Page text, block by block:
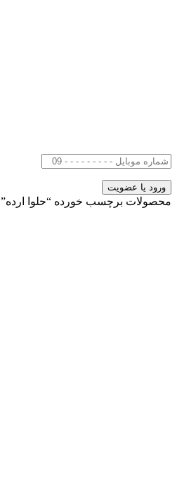
محصولات برچسب خورده “حلوا ارده”